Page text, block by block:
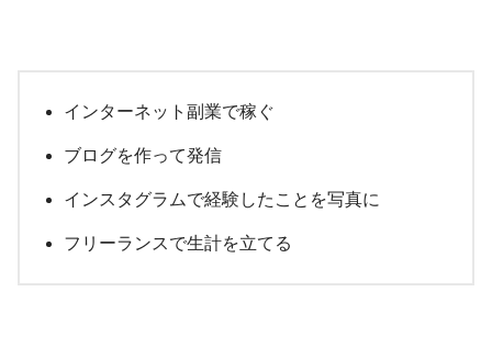
インターネット副業で稼ぐ
ブログを作って発信
インスタグラムで経験したことを写真に
フリーランスで生計を立てる